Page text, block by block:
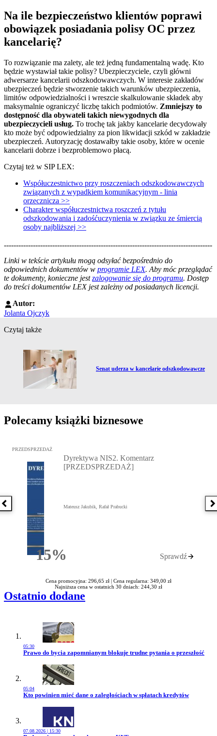
Na ile bezpieczeństwo klientów poprawi
obowiązek posiadania polisy OC przez
kancelarię?
To rozwiązanie ma zalety, ale też jedną fundamentalną wadę. Kto
będzie wystawiał takie polisy? Ubezpieczyciele, czyli główni
adwersarze kancelarii odszkodowawczych. W interesie zakładów
ubezpieczeń będzie stworzenie takich warunków ubezpieczenia,
limitów odpowiedzialności i wreszcie skalkulowanie składek aby
maksymalnie ograniczyć liczbę takich podmiotów. Zmniejszy to
dostępność dla obywateli takich niewygodnych dla
ubezpieczycieli usług. To trochę tak jakby kancelarie decydowały
kto może być odpowiedzialny za pion likwidacji szkód w zakładzie
ubezpieczeń. Autoryzację dostawałby takie osoby, które w ocenie
kancelarii dobrze i bezproblemowo płacą.
Czytaj też w SIP LEX:
Współuczestnictwo przy roszczeniach odszkodowawczych
związanych z wypadkiem komunikacyjnym - linia
orzecznicza >>
Charakter współuczestnictwa roszczeń z tytułu
odszkodowania i zadośćuczynienia w związku ze śmiercią
osoby najbliższej >>
--------------------------------------------------------------------------------------
Linki w tekście artykułu mogą odsyłać bezpośrednio do
odpowiednich dokumentów w programie LEX. Aby móc przeglądać
te dokumenty, konieczne jestzalogowanie się do programu. Dostęp
do treści dokumentów LEX jest zależny od posiadanych licencji.
Autor:
Jolanta Ojczyk
Czytaj także
Przejdź do artykułu:
Senat uderza w kancelarie odszkodowawcze
Polecamy książki biznesowe
Poprzednia książka
Przejdź do: Dyrektywa NIS2. Komentarz [PRZEDSPRZEDAŻ],
PRZEDSPRZEDAŻ
15%Rabatu
Dyrektywa NIS2. Komentarz
[PRZEDSPRZEDAŻ]
Mateusz Jakubik, Rafał Prabucki
Sprawdź
Cena promocyjna: 296,65 zł | Cena regularna: 349,00 zł
Najniższa cena w ostatnich 30 dniach: 244,30 zł
Ostatnio dodane
05:30
Przejdź do artykułu:
Prawo do bycia zapomnianym blokuje trudne pytania o przeszłość
05:04
Przejdź do artykułu:
Kto powinien mieć dane o zaległościach w spłatach kredytów
07.08.2026 | 15:30